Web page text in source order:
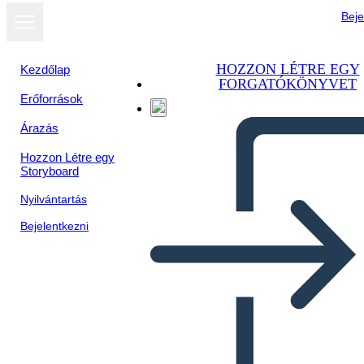
Kezdőlap
Erőforrások
Árazás
Hozzon Létre egy
Storyboard
Nyilvántartás
Bejelentkezni
HOZZON LÉTRE EGY
FORGATÓKÖNYVET
Megtekintés
diavetítésként